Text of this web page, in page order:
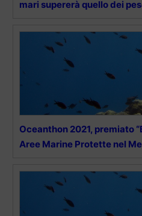
mari supererà quello dei
Oceanthon 2021, premiato
Aree Marine Protette nel